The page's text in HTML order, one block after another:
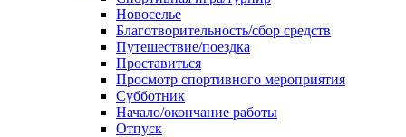
Новоселье
Благотворительность/сбор средств
Путешествие/поездка
Проставиться
Просмотр спортивного мероприятия
Субботник
Начало/окончание работы
Отпуск